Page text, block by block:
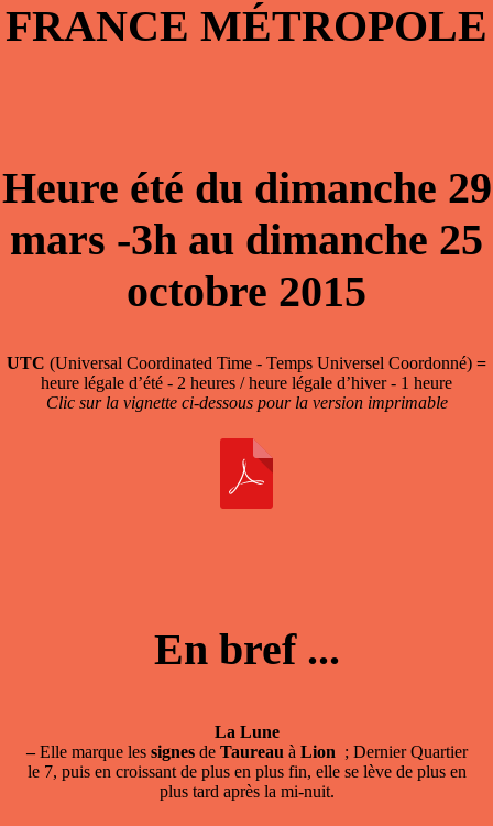
FRANCE MÉTROPOLE
Heure été du dimanche 29
mars -3h au dimanche 25
octobre 2015
UTC (Universal Coordinated Time - Temps Universel Coordonné) =
heure légale d’été - 2 heures / heure légale d’hiver - 1 heure
Clic sur la vignette ci-dessous pour la version imprimable
En bref ...
La Lune
–Elle marque les signesde Taureau à Lion ; Dernier Quartier
le 7, puis en croissant de plus en plus fin, elle se lève de plus en
plus tard après la mi-nuit.